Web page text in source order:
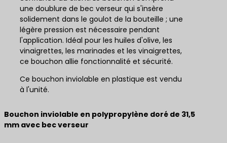
une doublure de bec verseur qui s'insère
solidement dans le goulot de la bouteille ; une
légère pression est nécessaire pendant
l'application. Idéal pour les huiles d'olive, les
vinaigrettes, les marinades et les vinaigrettes,
ce bouchon allie fonctionnalité et sécurité.
Ce bouchon inviolable en plastique est vendu
à l'unité.
Bouchon inviolable en polypropylène doré de 31,5
mm avec bec verseur